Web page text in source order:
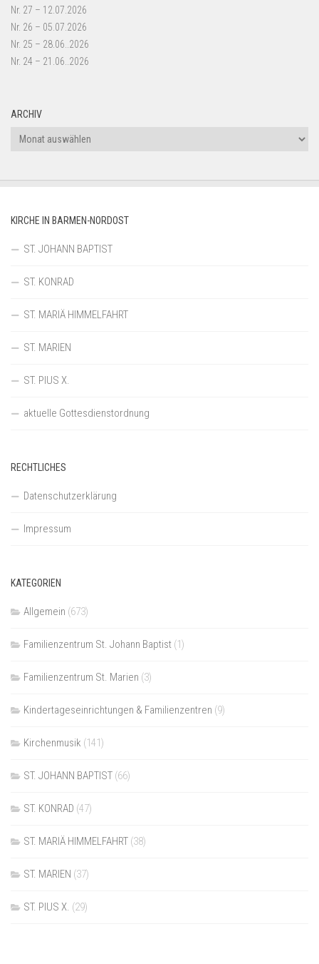
Nr. 27 – 12.07.2026
Nr. 26 – 05.07.2026
Nr. 25 – 28.06..2026
Nr. 24 – 21.06..2026
ARCHIV
Archiv
KIRCHE IN BARMEN-NORDOST
ST. JOHANN BAPTIST
ST. KONRAD
ST. MARIÄ HIMMELFAHRT
ST. MARIEN
ST. PIUS X.
aktuelle Gottesdienstordnung
RECHTLICHES
Datenschutzerklärung
Impressum
KATEGORIEN
Allgemein (673)
Familienzentrum St. Johann Baptist (1)
Familienzentrum St. Marien (3)
Kindertageseinrichtungen & Familienzentren (9)
Kirchenmusik (141)
ST. JOHANN BAPTIST (66)
ST. KONRAD (47)
ST. MARIÄ HIMMELFAHRT (38)
ST. MARIEN (37)
ST. PIUS X. (29)